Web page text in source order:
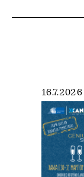
16.7.2026